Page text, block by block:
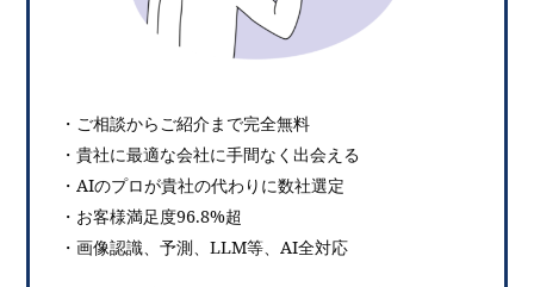
・ご相談からご紹介まで完全無料
・貴社に最適な会社に手間なく出会える
・AIのプロが貴社の代わりに数社選定
・お客様満足度96.8%超
・画像認識、予測、LLM等、AI全対応